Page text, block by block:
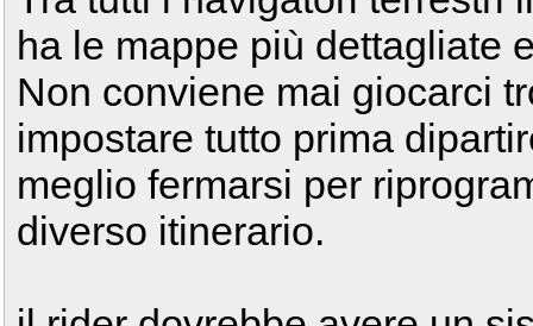
ha le mappe più dettagliate
Non conviene mai giocarci
impostare tutto prima
meglio fermarsi per
diverso itinerario.